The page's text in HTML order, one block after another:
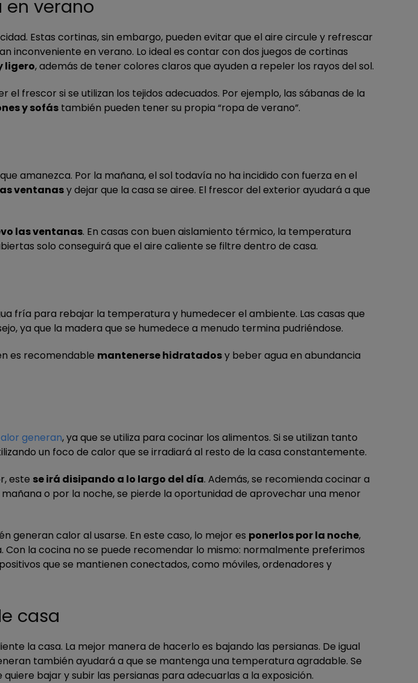
en verano
Estas cortinas, sin embargo, pueden evitar que el aire circule y refrescar
inconveniente en verano. Lo ideal es contar con dos juegos de cortinas
ligero, además de tener colores claros que ayuden a repeler los rayos del sol.
frescor si se utilizan los tejidos adecuados. Por ejemplo, las sábanas de la
y sofás también pueden tener su propia “ropa de verano”.
amanezca. Por la mañana, el sol todavía no ha incidido con fuerza en el
ventanasy dejar que la casa se airee. El frescor del exterior ayudará a que
las ventanas. En casas con buen aislamiento térmico, la temperatura
solo conseguirá que el aire caliente se filtre dentro de casa.
fría para rebajar la temperatura y humedecer el ambiente. Las casas que
ya que la madera que se humedece a menudo termina pudriéndose.
es recomendable mantenerse hidratadosy beber agua en abundancia
generan, ya que se utiliza para cocinar los alimentos. Si se utilizan tanto
un foco de calor que se irradiará al resto de la casa constantemente.
este se irá disipando a lo largo del día. Además, se recomienda cocinar a
o por la noche, se pierde la oportunidad de aprovechar una menor
generan calor al usarse. En este caso, lo mejor es ponerlos por la noche,
la cocina no se puede recomendar lo mismo: normalmente preferimos
que se mantienen conectados, como móviles, ordenadores y
casa
la casa. La mejor manera de hacerlo es bajando las persianas. De igual
también ayudará a que se mantenga una temperatura agradable. Se
bajar y subir las persianas para adecuarlas a la exposición.